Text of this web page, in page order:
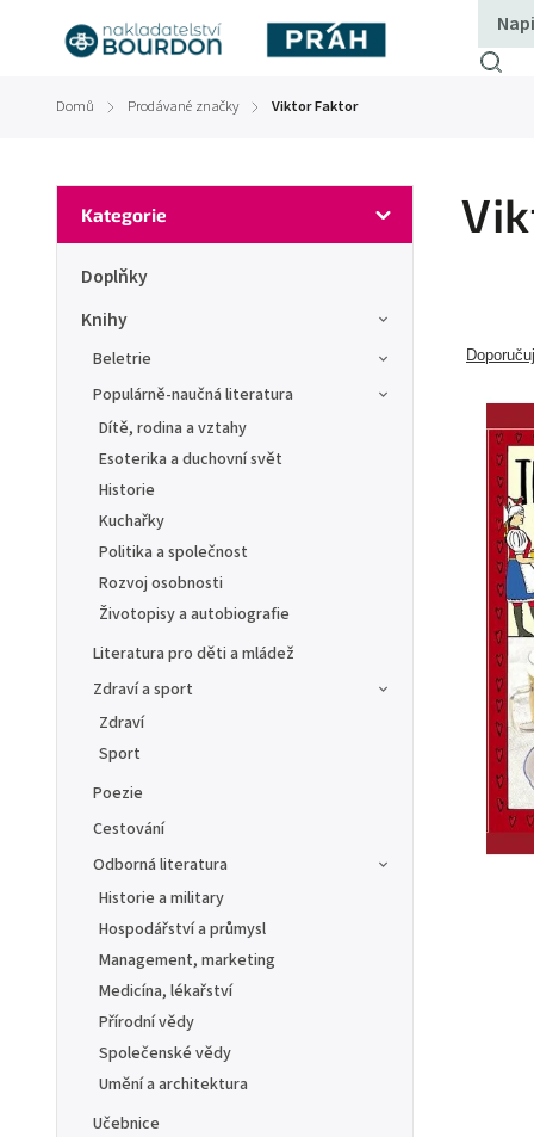
Domů / Prodávané značky / Viktor Faktor
Kategorie
Doplňky
Knihy
Beletrie
Populárně-naučná literatura
Dítě, rodina a vztahy
Esoterika a duchovní svět
Historie
Kuchařky
Politika a společnost
Rozvoj osobnosti
Životopisy a autobiografie
Literatura pro děti a mládež
Zdraví a sport
Zdraví
Sport
Poezie
Cestování
Odborná literatura
Historie a military
Hospodářství a průmysl
Management, marketing
Medicína, lékařství
Přírodní vědy
Společenské vědy
Umění a architektura
Učebnice